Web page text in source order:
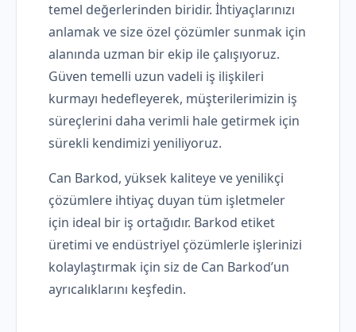
temel değerlerinden biridir. İhtiyaçlarınızı
anlamak ve size özel çözümler sunmak için
alanında uzman bir ekip ile çalışıyoruz.
Güven temelli uzun vadeli iş ilişkileri
kurmayı hedefleyerek, müşterilerimizin iş
süreçlerini daha verimli hale getirmek için
sürekli kendimizi yeniliyoruz.
Can Barkod, yüksek kaliteye ve yenilikçi
çözümlere ihtiyaç duyan tüm işletmeler
için ideal bir iş ortağıdır. Barkod etiket
üretimi ve endüstriyel çözümlerle işlerinizi
kolaylaştırmak için siz de Can Barkod’un
ayrıcalıklarını keşfedin.